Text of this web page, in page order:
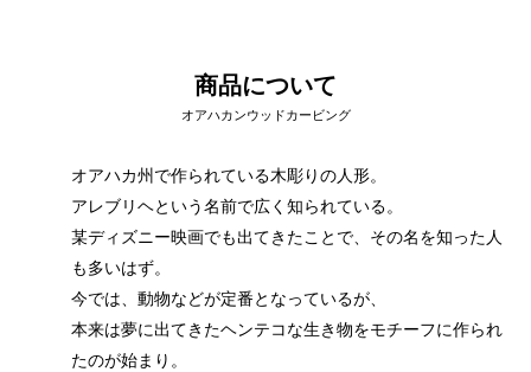
商品について
オアハカンウッドカービング
オアハカ州で作られている木彫りの人形。
アレブリヘという名前で広く知られている。
某ディズニー映画でも出てきたことで、その名を知った人
も多いはず。
今では、動物などが定番となっているが、
本来は夢に出てきたヘンテコな生き物をモチーフに作られ
たのが始まり。